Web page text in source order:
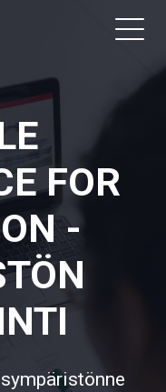
FOR
-